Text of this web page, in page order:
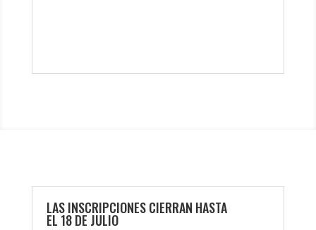
LAS INSCRIPCIONES CIERRAN HASTA
EL 18 DE JULIO